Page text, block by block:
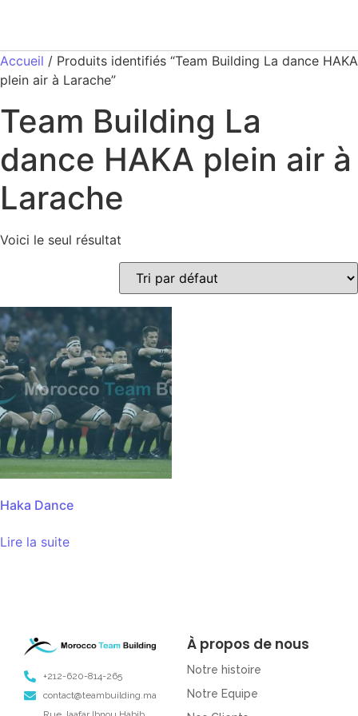
Accueil / Produits identifiés “Team Building La dance HAKA
plein air à Larache”
Team Building La
dance HAKA plein air à
Larache
Voici le seul résultat
Haka Dance
Lire la suite
+212-620-814-265
contact@teambuilding.ma
À propos de nous
Notre histoire
Notre Equipe